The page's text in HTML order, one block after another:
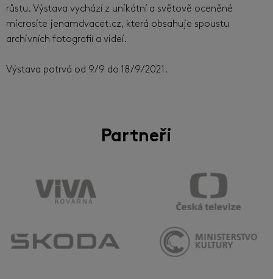
růstu. Výstava vychází z unikátní a světově oceněné
microsite jenamdvacet.cz, která obsahuje spoustu
archivních fotografií a videí.
Výstava potrvá od 9/9 do 18/9/2021.
Partneři